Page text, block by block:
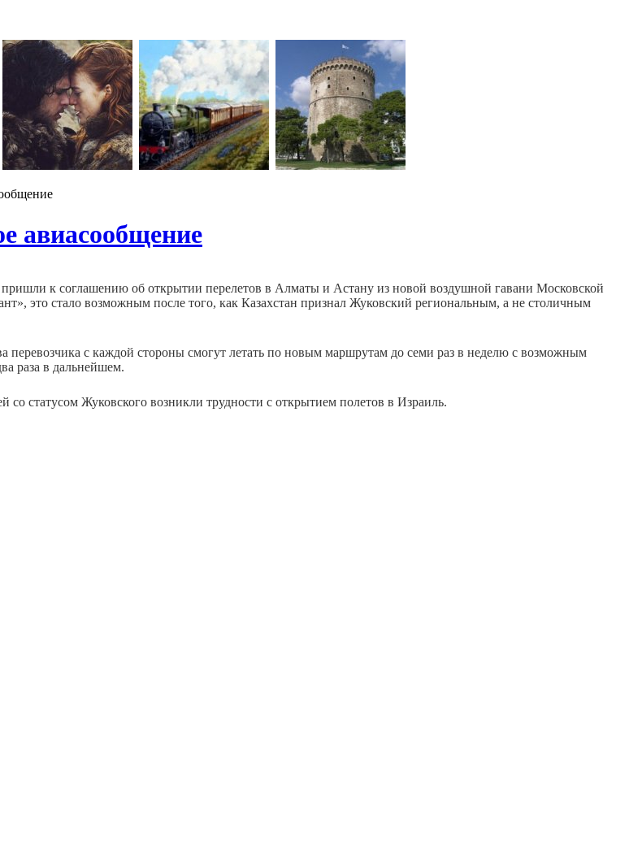
авиасообщение
пришли к соглашению об открытии перелетов в Алматы и Астану из новой воздушной гавани Московской
это стало возможным после того, как Казахстан признал Жуковский региональным, а не столичным
перевозчика с каждой стороны смогут летать по новым маршрутам до семи раз в неделю с возможным
раза в дальнейшем.
со статусом Жуковского возникли трудности с открытием полетов в Израиль.